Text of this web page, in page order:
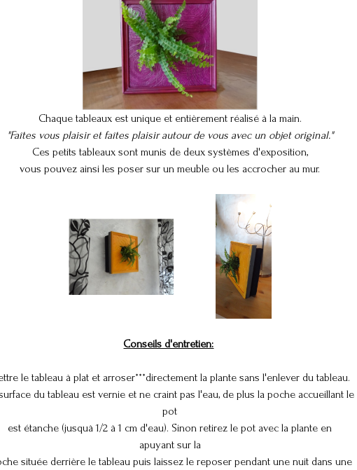
Chaque tableaux est unique et entièrement réalisé à la main.
"Faîtes vous plaisir et faîtes plaisir autour de vous avec un objet original."
Ces petits tableaux sont munis de deux systèmes d'exposition,
vous pouvez ainsi les poser sur un meuble ou les accrocher au mur.
Conseils d'entretien:
le tableau à plat et arroser***directement la plantesans l'enlever du tableau.
du tableau est vernie et ne craint pas l'eau, de plus la poche accueillant le
pot
est étanche (jusquà 1/2 à 1 cm d'eau). Sinon retirez le pot avec laplante en
apuyant sur la
située derrière le tableau puis laissez le reposer pendantune nuit dans une